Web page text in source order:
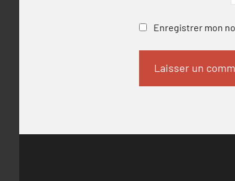
Enregistrer mon